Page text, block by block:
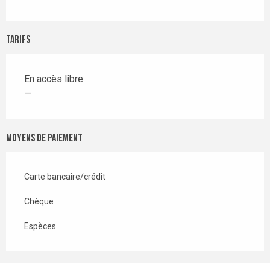
Tarifs
En accès libre
—
Moyens de paiement
Carte bancaire/crédit
Chèque
Espèces